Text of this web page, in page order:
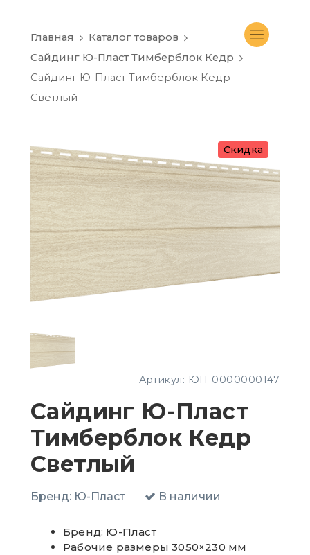
Главная
Каталог товаров
Сайдинг Ю-Пласт Тимберблок Кедр
Сайдинг Ю-Пласт Тимберблок Кедр
Светлый
Скидка
Артикул: ЮП-0000000147
Сайдинг Ю-Пласт
Тимберблок Кедр
Светлый
Бренд: Ю-Пласт В наличии
Бренд: Ю-Пласт
Рабочие размеры 3050×230 мм